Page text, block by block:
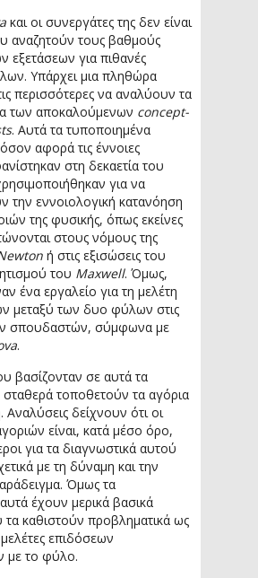
και οι συνεργάτες της δεν είναι
αναζητούν τους βαθμούς
εξετάσεων για πιθανές
Υπάρχει μια πληθώρα
περισσότερες να αναλύουν τα
των αποκαλούμενων concept-
. Αυτά τα τυποποιημένα
αφορά τις έννοιες
στη δεκαετία του
για να
την εννοιολογική κατανόηση
της φυσικής, όπως εκείνες
στους νόμους της
ή στις εξισώσεις του
του Maxwell. Όμως,
ένα εργαλείο για τη μελέτη
μεταξύ των δυο φύλων στις
σπουδαστών, σύμφωνα με
.
βασίζονταν σε αυτά τα
σταθερά τοποθετούν τα αγόρια
δείχνουν ότι οι
είναι, κατά μέσο όρο,
για τα διαγνωστικά αυτού
με τη δύναμη και την
Όμως τα
έχουν μερικά βασικά
τα καθιστούν προβληματικά ως
επιδόσεων
με το φύλο.